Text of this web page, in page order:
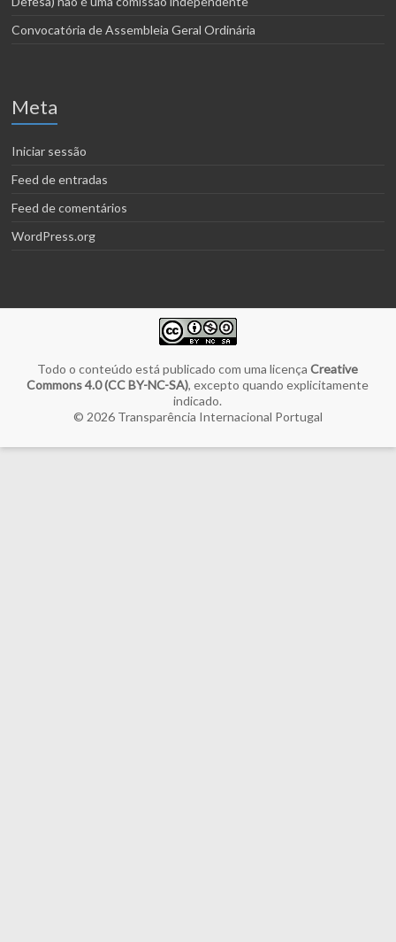
Convocatória de Assembleia Geral Ordinária
Meta
Iniciar sessão
Feed de entradas
Feed de comentários
WordPress.org
Todo o conteúdo está publicado com uma licençaCreative
Commons 4.0 (CC BY-NC-SA), excepto quando explicitamente
indicado.
© 2026 Transparência Internacional Portugal